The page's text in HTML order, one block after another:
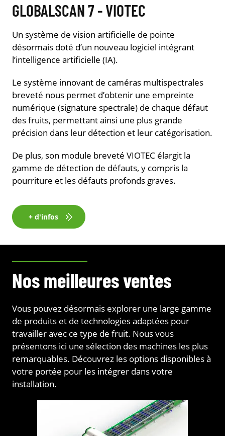
GLOBALSCAN 7 - VIOTEC
Un système de vision artificielle de pointe
désormais doté d’un nouveau logiciel intégrant
l’intelligence artificielle (IA).
Le système innovant de caméras multispectrales
breveté nous permet d’obtenir une empreinte
numérique (signature spectrale) de chaque défaut
des fruits, permettant ainsi une plus grande
précision dans leur détection et leur catégorisation.
De plus, son module breveté VIOTEC élargit la
gamme de détection de défauts, y compris la
pourriture et les défauts profonds graves.
+ d'infos
Nos meilleures ventes
Vous pouvez désormais explorer une large gamme
de produits et de technologies adaptées pour
travailler avec ce type de fruit. Nous vous
présentons ici une sélection des machines les plus
remarquables. Découvrez les options disponibles à
votre portée pour les intégrer dans votre
installation.